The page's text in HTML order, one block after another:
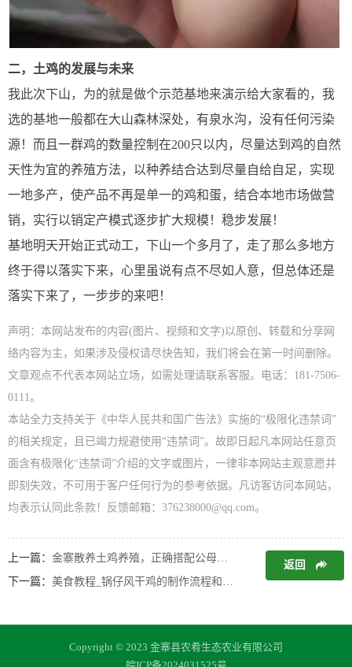
二，土鸡的发展与未来
我此次下山，为的就是做个示范基地来演示给大家看的，我
选的基地一般都在大山森林深处，有泉水沟，没有任何污染
源！而且一群鸡的数量控制在200只以内，尽量达到鸡的自然
天性为宜的养殖方法，以种养结合达到尽量自给自足，实现
一地多产，使产品不再是单一的鸡和蛋，结合本地市场做营
销，实行以销定产模式逐步扩大规模！稳步发展！
基地明天开始正式动工，下山一个多月了，走了那么多地方
终于得以落实下来，心里虽说有点不尽如人意，但总体还是
落实下来了，一步步的来吧！
声明：本网站发布的内容(图片、视频和文字)以原创、转载和分享网
络内容为主，如果涉及侵权请尽快告知，我们将会在第一时间删除。
文章观点不代表本网站立场，如需处理请联系客服。电话：181-7506-
0111。
本站全力支持关于《中华人民共和国广告法》实施的“极限化违禁词”
的相关规定，且已竭力规避使用“违禁词”。故即日起凡本网站任意页
面含有极限化“违禁词”介绍的文字或图片，一律非本网站主观意愿并
即刻失效，不可用于客户任何行为的参考依据。凡访客访问本网站，
均表示认同此条款！反馈邮箱：376238000@qq.com。
上一篇：
下一篇：
返回
Copyright © 2023 金寨县农肴生态农业有限公司